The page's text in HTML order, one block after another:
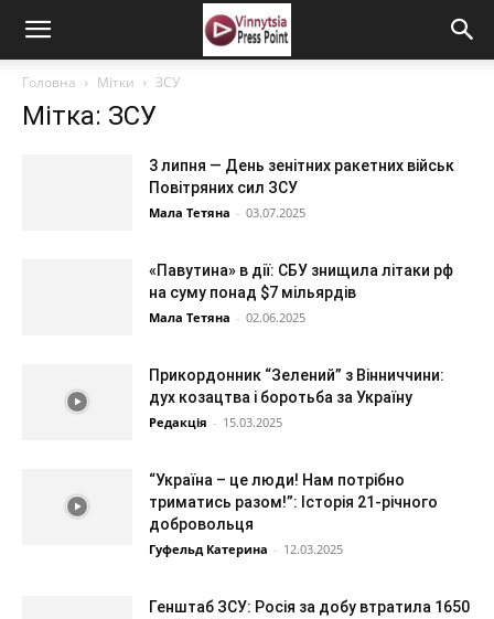
Головна Мітки ЗСУ
Мітка: ЗСУ
3 липня — День зенітних ракетних військ
Повітряних сил ЗСУ
Мала Тетяна - 03.07.2025
«Павутина» в дії: СБУ знищила літаки рф
на суму понад $7 мільярдів
Мала Тетяна - 02.06.2025
Прикордонник “Зелений” з Вінниччини:
дух козацтва і боротьба за Україну
Редакція - 15.03.2025
“Україна – це люди! Нам потрібно
триматись разом!”: Історія 21-річного
добровольця
Гуфельд Катерина - 12.03.2025
Генштаб ЗСУ: Росія за добу втратила 1650